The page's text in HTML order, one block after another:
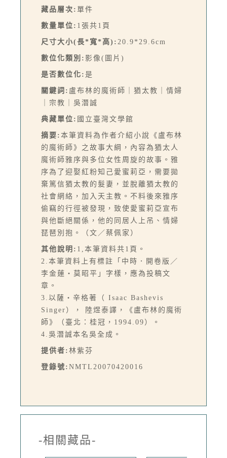
藏品層次: 單件
數量單位: 1張共1頁
尺寸大小(長*寬*高): 20.9*29.6cm
數位化類別: 影像(圖片)
是否數位化: 是
關鍵詞: 盧布林的魔術師｜猶太教｜情婦
｜宗教｜吳潛誠
典藏單位: 國立臺灣文學館
摘要: 本筆資料為作者介紹小說《盧布林
的魔術師》之故事大綱，內容為猶太人
魔術師雅序與多位女性周旋的故事。雅
序為了迎娶紅粉知己愛蜜莉亞，需要拋
棄篤信猶太教的髮妻，並脫離猶太教的
社會網絡，加入天主教。不料後來雅序
偷竊的行徑被發現，致使愛蜜莉亞宣布
與他斷絕關係，他的同居人上吊、情婦
琵琶別抱。（文／蔡佩家）
其他說明: 1,本筆資料共1頁。
2.本筆資料上有標註「中時．開卷版／
李金蓮‧莫昭平」字樣，應為投稿文
章。
3.以薩‧辛格著（ Isaac Bashevis
Singer）， 陸煜泰譯，《盧布林的魔術
師》（臺北：桂冠，1994.09）。
4.吳潛誠本名吳全成。
提供者: 林紫芬
登錄號: NMTL20070420016
-相關藏品-